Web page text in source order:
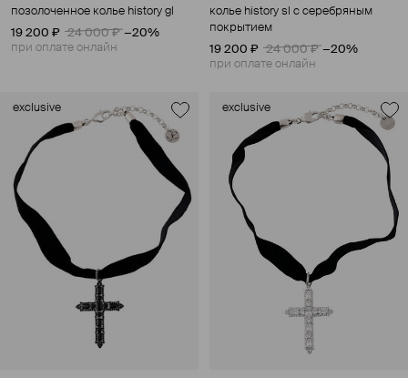
позолоченное колье history gl
19 200 ₽
24 000 ₽ −20%
при оплате онлайн
колье history sl с серебряным
покрытием
19 200 ₽
24 000 ₽ −20%
при оплате онлайн
exclusive exclusive